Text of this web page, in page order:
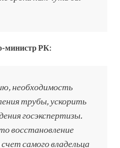
министр РК:
необходимость
трубы, ускорить
госэкспертизы.
восстановление
самого владельца